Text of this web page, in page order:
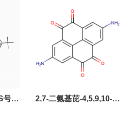
2,7-二氨基芘-4,5,9,10-四